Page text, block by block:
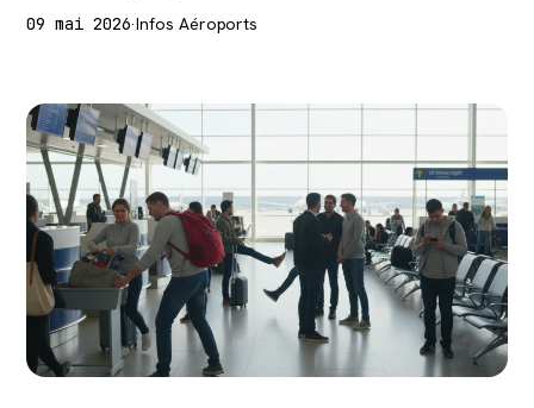
09 mai 2026·Infos Aéroports